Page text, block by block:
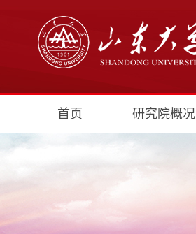
首页 研究院概况